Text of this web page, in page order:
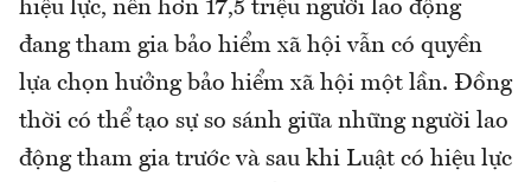
hiệu lực, nên hơn 17,5 triệu người lao động
đang tham gia bảo hiểm xã hội vẫn có quyền
lựa chọn hưởng bảo hiểm xã hội một lần. Đồng
thời có thể tạo sự so sánh giữa những người lao
động tham gia trước và sau khi Luật có hiệu lực